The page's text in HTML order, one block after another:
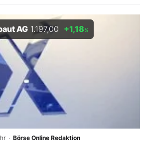
AG 1.197,00 +1,18%
· Börse Online Redaktion